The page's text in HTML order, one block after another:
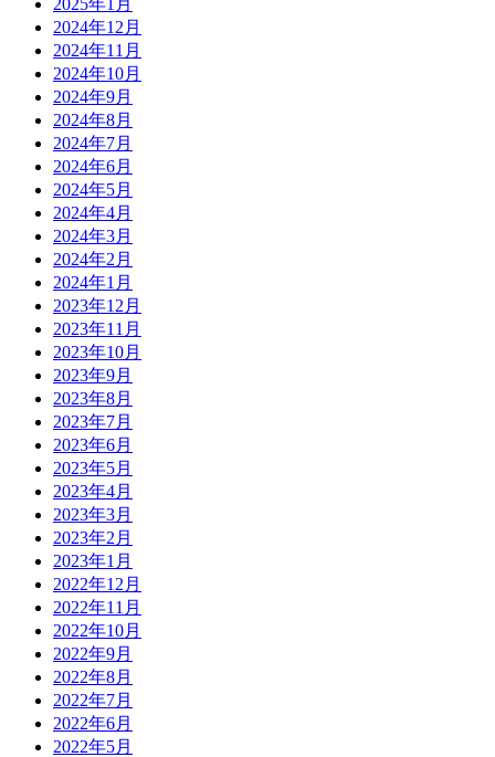
2024年12月
2024年11月
2024年10月
2024年9月
2024年8月
2024年7月
2024年6月
2024年5月
2024年4月
2024年3月
2024年2月
2024年1月
2023年12月
2023年11月
2023年10月
2023年9月
2023年8月
2023年7月
2023年6月
2023年5月
2023年4月
2023年3月
2023年2月
2023年1月
2022年12月
2022年11月
2022年10月
2022年9月
2022年8月
2022年7月
2022年6月
2022年5月